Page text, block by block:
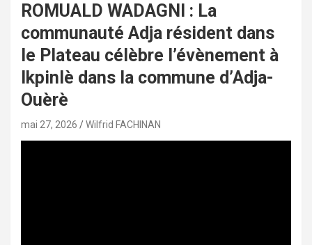
ROMUALD WADAGNI : La
communauté Adja résident dans
le Plateau célèbre l’évènement à
Ikpinlè dans la commune d’Adja-
Ouèrè
mai 27, 2026 Wilfrid FACHINAN